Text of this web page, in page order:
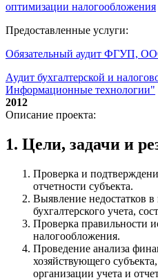
оптимизации налогообложения
Предоставленные услуги:
Обязательный аудит ФГУП,
Аудит бухгалтерской и
Информационные технологии"
2012
Описание проекта:
1. Цели, задачи и
Проверка и
отчетности субъекта.
Выявление недостатков
бухгалтерского учета,
Проверка правильности
налогообложения.
Проведение анализа
хозяйствующего
организации учета и